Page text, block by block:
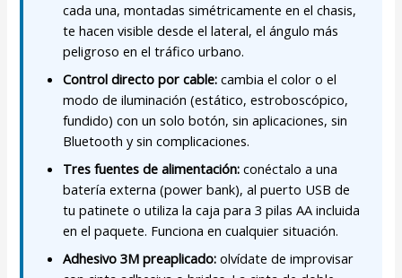
cada una, montadas simétricamente en el chasis,
te hacen visible desde el lateral, el ángulo más
peligroso en el tráfico urbano.
Control directo por cable: cambia el color o el
modo de iluminación (estático, estroboscópico,
fundido) con un solo botón, sin aplicaciones, sin
Bluetooth y sin complicaciones.
Tres fuentes de alimentación: conéctalo a una
batería externa (power bank), al puerto USB de
tu patinete o utiliza la caja para 3 pilas AA incluida
en el paquete. Funciona en cualquier situación.
Adhesivo 3M preaplicado: olvídate de improvisar